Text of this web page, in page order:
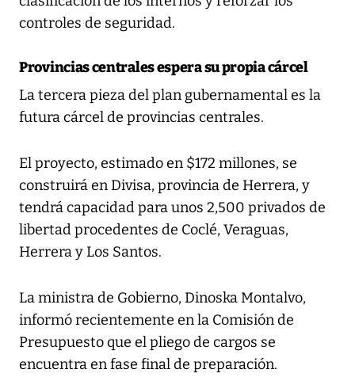
controles de seguridad.
Provincias centrales espera su propia cárcel
La tercera pieza del plan gubernamental es la
futura cárcel de provincias centrales.
El proyecto, estimado en $172 millones, se
construirá en Divisa, provincia de Herrera, y
tendrá capacidad para unos 2,500 privados de
libertad procedentes de Coclé, Veraguas,
Herrera y Los Santos.
La ministra de Gobierno, Dinoska Montalvo,
informó recientemente en la Comisión de
Presupuesto que el pliego de cargos se
encuentra en fase final de preparación.